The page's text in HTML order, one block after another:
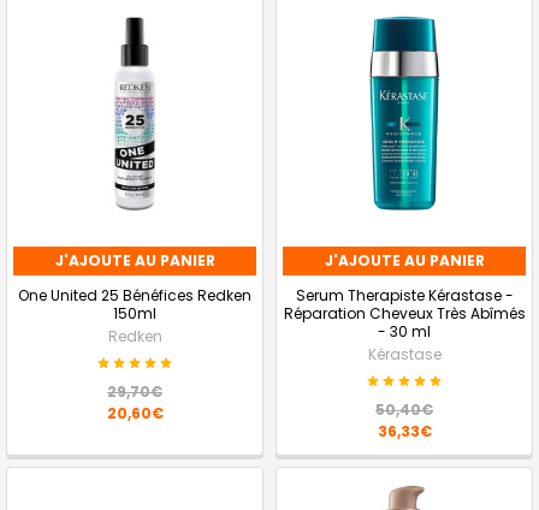
J'AJOUTE AU PANIER
One United 25 Bénéfices Redken
150ml
Redken
29,70€
20,60€
J'AJOUTE AU PANIER
Serum Therapiste Kérastase -
Réparation Cheveux Très Abîmés
- 30 ml
Kérastase
50,40€
36,33€